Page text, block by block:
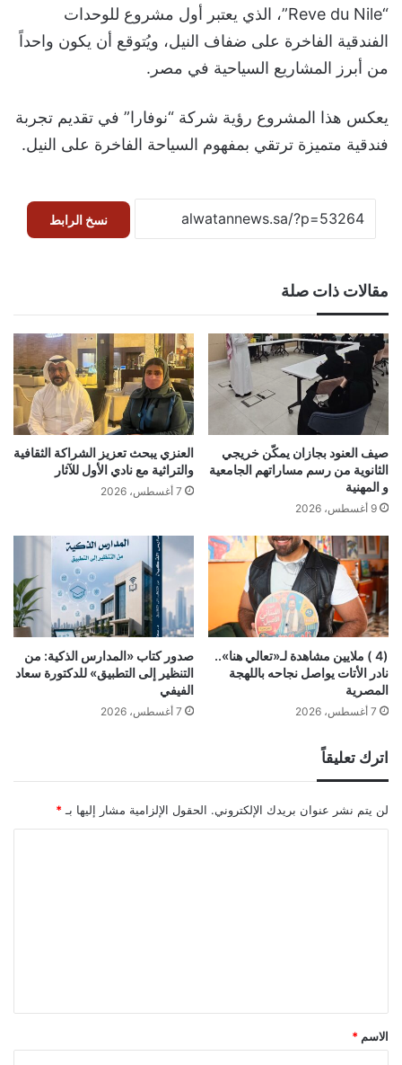
“Reve du Nile”، الذي يعتبر أول مشروع للوحدات
الفندقية الفاخرة على ضفاف النيل، ويُتوقع أن يكون واحداً
من أبرز المشاريع السياحية في مصر.
يعكس هذا المشروع رؤية شركة “نوفارا” في تقديم تجربة
فندقية متميزة ترتقي بمفهوم السياحة الفاخرة على النيل.
نسخ الرابط
مقالات ذات صلة
صيف العنود بجازان يمكّن خريجي
الثانوية من رسم مساراتهم الجامعية
و المهنية
9 أغسطس، 2026
العنزي يبحث تعزيز الشراكة الثقافية
والتراثية مع نادي الأول للآثار
7 أغسطس، 2026
(4 ) ملايين مشاهدة لـ«تعالي هنا»..
نادر الأتات يواصل نجاحه باللهجة
المصرية
7 أغسطس، 2026
صدور كتاب «المدارس الذكية: من
التنظير إلى التطبيق» للدكتورة سعاد
الفيفي
7 أغسطس، 2026
اترك تعليقاً
لن يتم نشر عنوان بريدك الإلكتروني. الحقول الإلزامية مشار إليها بـ *
*
الاسم *